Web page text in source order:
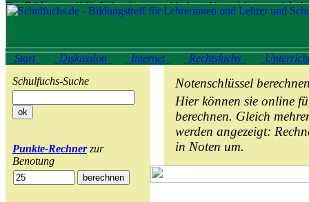
Start Diskussion Internet Rechtsfuchs
Schulfuchs-Suche
Punkte-Rechnerzur
Benotung
Notenschlüssel
Hier können sie online
berechnen. Gleich
werden angezeigt:
in Noten um.